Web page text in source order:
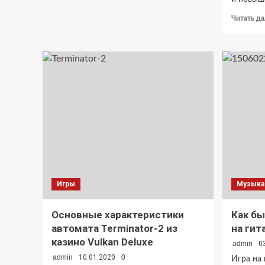
Читать
Игры
Основные характеристики
автомата Terminator-2 из
казино Vulkan Deluxe
admin 10.01.2020
0
Музыка
Как
на
admin
Игра на